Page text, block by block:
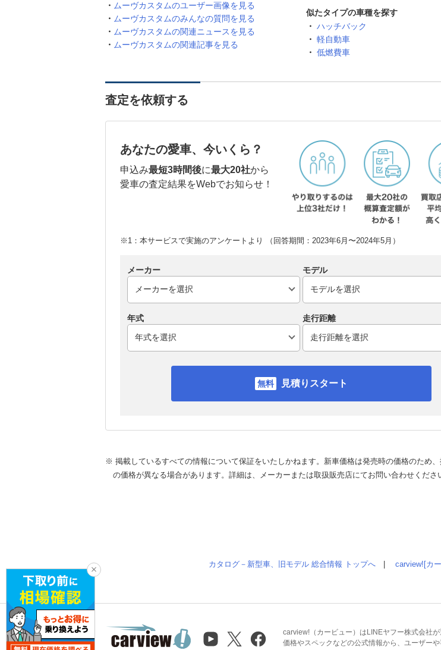
ムーヴカスタムのユーザー画像を見る
ムーヴカスタムのみんなの質問を見る
ムーヴカスタムの関連ニュースを見る
ムーヴカスタムの関連記事を見る
似たタイプの車種を探す
ハッチバック
軽自動車
低燃費車
査定を依頼する
あなたの愛車、今いくら？
申込み最短3時間後に最大20社から
愛車の査定結果をWebでお知らせ！
※1：本サービスで実施のアンケートより （回答期間：2023年6月〜2024年5月）
メーカー モデル
年式 走行距離
見積りスタート
※ 掲載しているすべての情報について保証をいたしかねます。新車価格は発売時の価格のため
の価格が異なる場合があります。詳細は、メーカーまたは取扱販売店にてお問い合わせくださ
カタログ－新型車、旧モデル 総合情報 トップへ carview![カ
carview!（カービュー）はLINEヤフー株式会社
価格やスペックなどの公式情報から、ユーザー